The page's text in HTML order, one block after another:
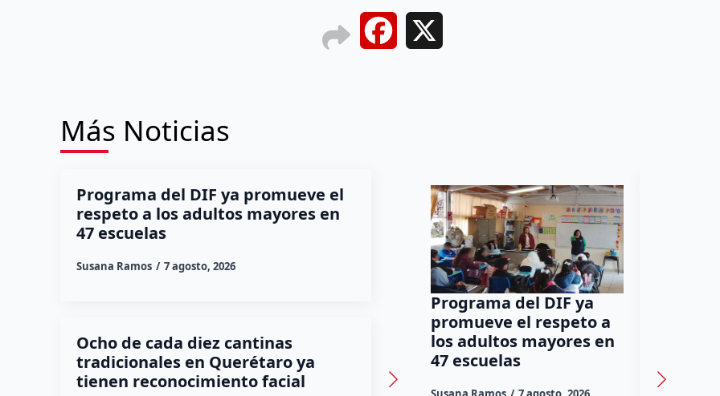
Facebook
Más Noticias
Programa del DIF ya promueve el
respeto a los adultos mayores en
47 escuelas
Susana Ramos 7 agosto, 2026
Ocho de cada diez cantinas
tradicionales en Querétaro ya
tienen reconocimiento facial
Programa del DIF ya
promueve el respeto a
los adultos mayores en
47 escuelas